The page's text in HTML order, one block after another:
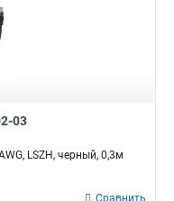
03
LSZH, черный, 0,3м
Сравнить